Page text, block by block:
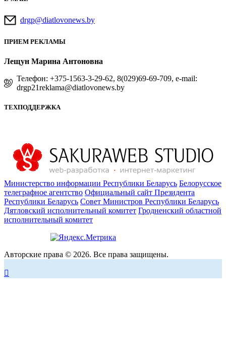
drgp@diatlovonews.by
ПРИЕМ РЕКЛАМЫ
Лещун Марина Антоновна
Телефон: +375-1563-3-29-62, 8(029)69-69-709, e-mail:
drgp21reklama@diatlovonews.by
ТЕХПОДДЕРЖКА
Министерство информации Республики Беларусь Белорусское
телеграфное агентство Официальный сайт Президента
Республики Беларусь Совет Министров Республики Беларусь
Дятловский исполнительный комитет Гродненский областной
исполнительный комитет
Авторские права © 2026. Все права защищены.